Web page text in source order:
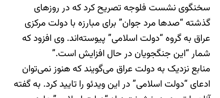
سخنگوی نشست فلوجه تصریح کرد که در روزهای
گذشته “صدها مرد جوان” برای مبارزه با دولت مرکزی
عراق به گروه “دولت اسلامی” پیوسته‌اند. وی افزود که
شمار “این جنگجویان در حال افزایش است.”
منابع نزدیک به دولت عراق می‌گویند که هنوز نمی‌توان
ادعای “دولت اسلامی” در این ویدئو را تایید کرد. به گفته